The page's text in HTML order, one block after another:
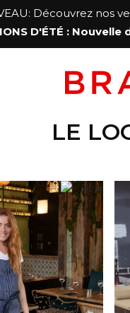
Découvrez nos
D'ÉTÉ : Nouvelle
LE